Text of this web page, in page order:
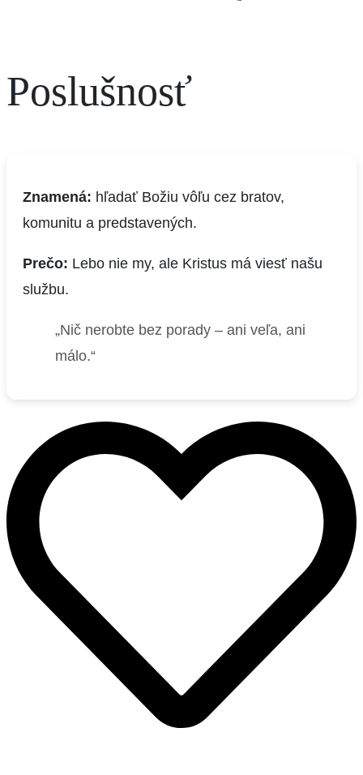
Poslušnosť
Znamená: hľadať Božiu vôľu cez bratov,
komunitu a predstavených.
Prečo: Lebo nie my, ale Kristus má viesť našu
službu.
„Nič nerobte bez porady – ani veľa, ani
málo.“